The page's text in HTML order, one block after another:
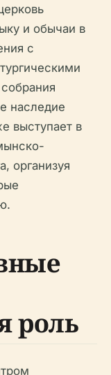
и обычаи в
с
наследие
выступает в
организуя
роль